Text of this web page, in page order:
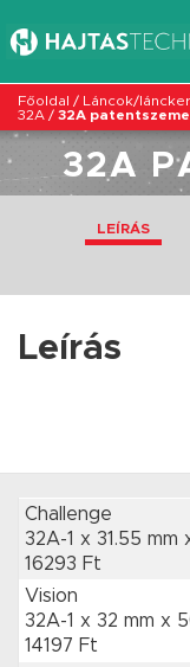
Főoldal / Láncok/
32A / 32A
32A
LEÍRÁS
Leírás
Challenge
32A-1 x 31.55 mm
16293 Ft
Vision
32A-1 x 32 mm x
14197 Ft